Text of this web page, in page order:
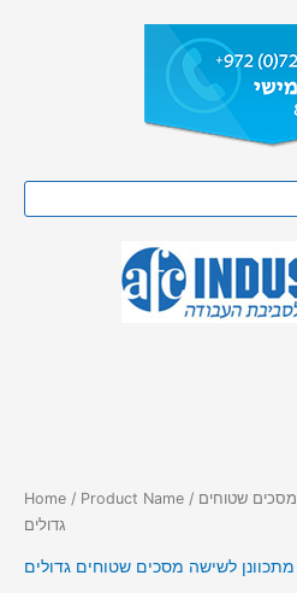
Home / Product Name / מעמד רצפה מתכוונן לשישה מסכים שטוחים
גדולים
לשישה מסכים שטוחים גדולים